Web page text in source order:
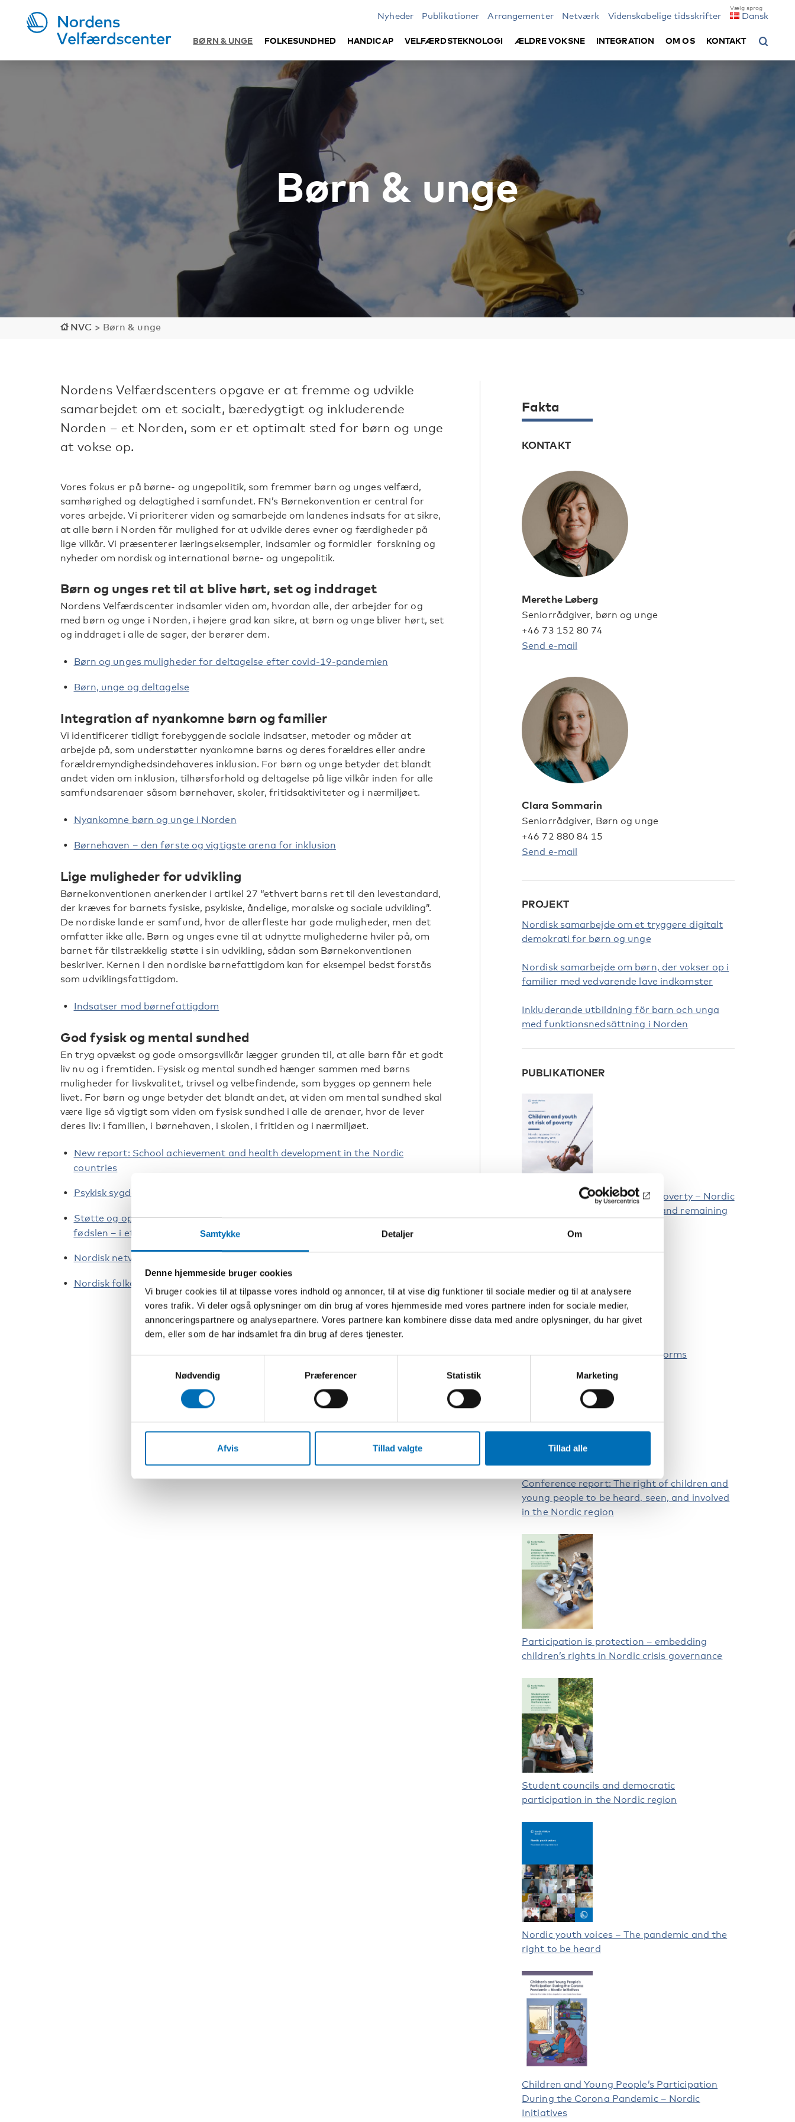
Samtykke Detaljer Om
Denne hjemmeside bruger cookies
Vi bruger cookies til at tilpasse vores indhold og annoncer, til at vise dig funktioner til sociale medier og til at analysere
vores trafik. Vi deler også oplysninger om din brug af vores hjemmeside med vores partnere inden for sociale medier,
annonceringspartnere og analysepartnere. Vores partnere kan kombinere disse data med andre oplysninger, du har givet
dem, eller som de har indsamlet fra din brug af deres tjenester.
Nødvendig
Præferencer Statistik Marketing
Afvis Tillad valgte Tillad alle
Nyheder Publikationer Arrangementer Netværk Videnskabelige tidsskrifter Dansk
BØRN & UNGE FOLKESUNDHED HANDICAP VELFÆRDSTEKNOLOGI ÆLDRE VOKSNE INTEGRATION OM OS KONTAKT
Børn & unge
NVC > Børn & unge
Fakta
KONTAKT
Merethe Løberg
Seniorrådgiver, børn og unge
+46 73 152 80 74
Send e-mail
Clara Sommarin
Seniorrådgiver, Børn og unge
+46 72 880 84 15
Send e-mail
PROJEKT
Nordisk samarbejde om et tryggere digitalt
demokrati for børn og unge
Nordisk samarbejde om børn, der vokser op i
familier med vedvarende lave indkomster
Inkluderande utbildning för barn och unga
med funktionsnedsättning i Norden
PUBLIKATIONER
Children and youth at risk of poverty – Nordic
approaches to social mobility and remaining
Leisure – An anchor when it storms
Conference report: The right of children and
young people to be heard, seen, and involved
in the Nordic region
Participation is protection – embedding
children’s rights in Nordic crisis governance
Student councils and democratic
participation in the Nordic region
Nordic youth voices – The pandemic and the
right to be heard
Children and Young People’s Participation
During the Corona Pandemic – Nordic
Initiatives
Nordens Velfærdscenters opgave er at fremme og udvikle
samarbejdet om et socialt, bæredygtigt og inkluderende
Norden – et Norden, som er et optimalt sted for børn og unge
at vokse op.
Vores fokus er på børne- og ungepolitik, som fremmer børn og unges velfærd,
samhørighed og delagtighed i samfundet. FN’s Børnekonvention er central for
vores arbejde. Vi prioriterer viden og samarbejde om landenes indsats for at sikre,
at alle børn i Norden får mulighed for at udvikle deres evner og færdigheder på
lige vilkår. Vi præsenterer læringseksempler, indsamler og formidler forskning og
nyheder om nordisk og international børne- og ungepolitik.
Børn og unges ret til at blive hørt, set og inddraget
Nordens Velfærdscenter indsamler viden om, hvordan alle, der arbejder for og
med børn og unge i Norden, i højere grad kan sikre, at børn og unge bliver hørt, set
og inddraget i alle de sager, der berører dem.
Børn og unges muligheder for deltagelse efter covid-19-pandemien
Børn, unge og deltagelse
Integration af nyankomne børn og familier
Vi identificerer tidligt forebyggende sociale indsatser, metoder og måder at
arbejde på, som understøtter nyankomne børns og deres forældres eller andre
forældremyndighedsindehaveres inklusion. For børn og unge betyder det blandt
andet viden om inklusion, tilhørsforhold og deltagelse på lige vilkår inden for alle
samfundsarenaer såsom børnehaver, skoler, fritidsaktiviteter og i nærmiljøet.
Nyankomne børn og unge i Norden
Børnehaven – den første og vigtigste arena for inklusion
Lige muligheder for udvikling
Børnekonventionen anerkender i artikel 27 “ethvert barns ret til den levestandard,
der kræves for barnets fysiske, psykiske, åndelige, moralske og sociale udvikling”.
De nordiske lande er samfund, hvor de allerfleste har gode muligheder, men det
omfatter ikke alle. Børn og unges evne til at udnytte mulighederne hviler på, om
barnet får tilstrækkelig støtte i sin udvikling, sådan som Børnekonventionen
beskriver. Kernen i den nordiske børnefattigdom kan for eksempel bedst forstås
som udviklingsfattigdom.
Indsatser mod børnefattigdom
God fysisk og mental sundhed
En tryg opvækst og gode omsorgsvilkår lægger grunden til, at alle børn får et godt
liv nu og i fremtiden. Fysisk og mental sundhed hænger sammen med børns
muligheder for livskvalitet, trivsel og velbefindende, som bygges op gennem hele
livet. For børn og unge betyder det blandt andet, at viden om mental sundhed skal
være lige så vigtigt som viden om fysisk sundhed i alle de arenaer, hvor de lever
deres liv: i familien, i børnehaven, i skolen, i fritiden og i nærmiljøet.
New report: School achievement and health development in the Nordic
countries
Psykisk sygdom blandt børn og unge i Norden
Støtte og opfølgning til børn, der har været udsat for alkohol og stoffer før
fødslen – i et nordisk perspektiv
Nordisk netværk om fysisk aktivitet
Nordisk folkesundhedsarena